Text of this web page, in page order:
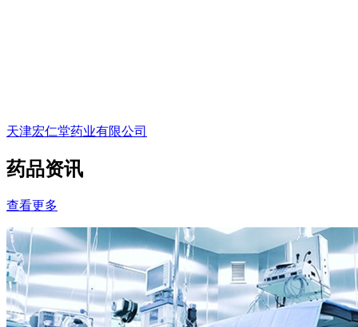
天津宏仁堂药业有限公司
药品资讯
查看更多